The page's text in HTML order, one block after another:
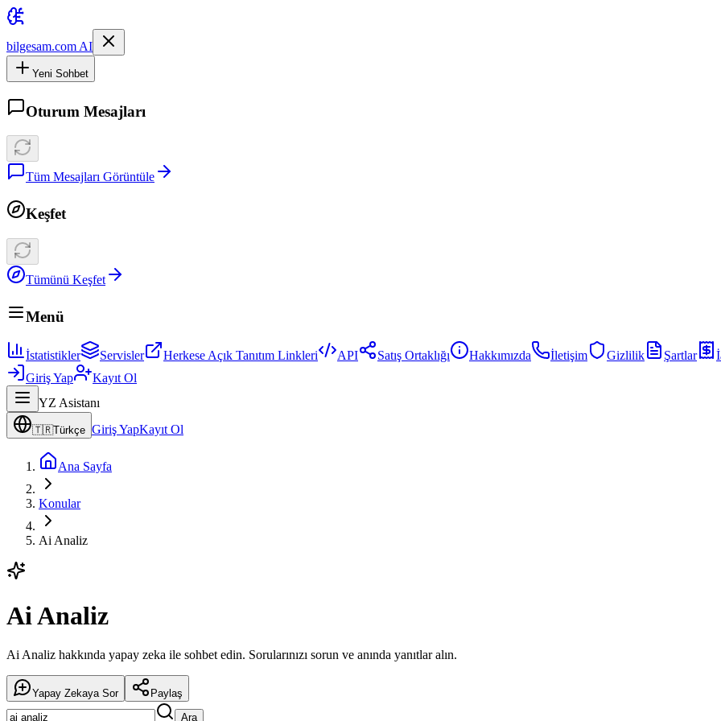
bilgesam.com AI
Yeni Sohbet
Oturum Mesajları
Tüm Mesajları Görüntüle
Keşfet
Tümünü Keşfet
Menü
İstatistikler Servisler Herkese Açık Tanıtım Linkleri API Satış Ortaklığı Hakkımızda İletişim Gizlilik Şartlar
Giriş Yap
Kayıt Ol
YZ Asistanı
🇹🇷Türkçe Giriş YapKayıt Ol
Ana Sayfa
Konular
Ai Analiz
Ai Analiz
Ai Analiz hakkında yapay zeka ile sohbet edin. Sorularınızı sorun ve anında yanıtlar alın.
Yapay Zekaya Sor
Paylaş
Ara